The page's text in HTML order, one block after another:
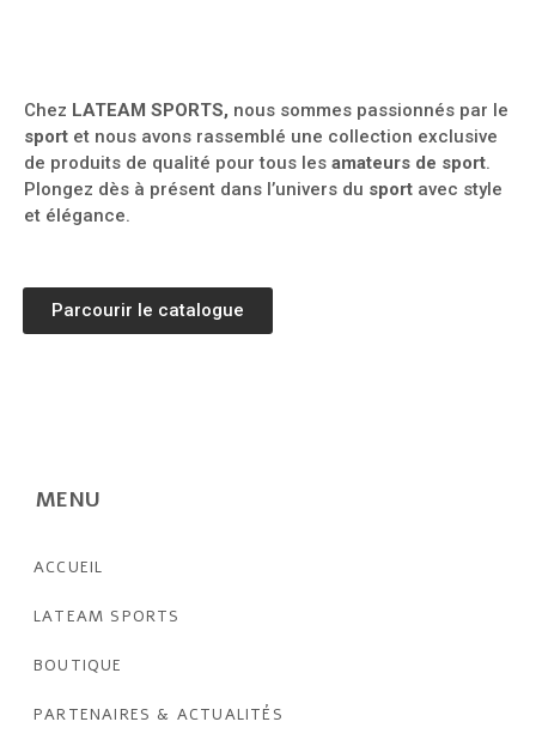
Chez LATEAM SPORTS, nous sommes passionnés par le
sport et nous avons rassemblé une collection exclusive
de produits de qualité pour tous les amateurs de sport.
Plongez dès à présent dans l’univers du sport avec style
et élégance.
Parcourir le catalogue
MENU
ACCUEIL
LATEAM SPORTS
BOUTIQUE
PARTENAIRES & ACTUALITÉS